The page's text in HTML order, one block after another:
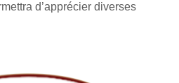
d’apprécier diverses